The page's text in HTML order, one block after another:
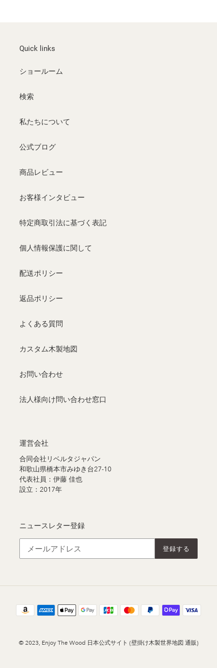
Quick links
ショールーム
検索
私たちについて
公式ブログ
商品レビュー
お客様インタビュー
特定商取引法に基づく表記
個人情報保護に関して
配送ポリシー
返品ポリシー
よくある質問
カスタム木製地図
お問い合わせ
法人様向け問い合わせ窓口
運営会社
合同会社リベルタジャパン
和歌山県橋本市みゆき台27-10
代表社員：伊藤 佳也
設立：2017年
ニュースレター登録
登録する
決
済
© 2023, Enjoy The Wood 日本公式サイト (壁掛け木製世界地図 通販)